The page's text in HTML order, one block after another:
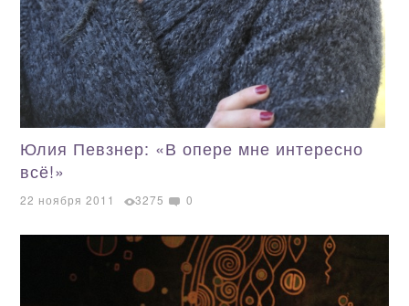
Юлия Певзнер: «В опере мне интересно
всё!»
22 ноября 2011 3275 0